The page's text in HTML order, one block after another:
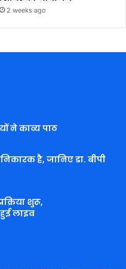
2 weeks ago
ने काव्य पाठ
है, जानिए डा. बीपी
शुरू,
लाइव